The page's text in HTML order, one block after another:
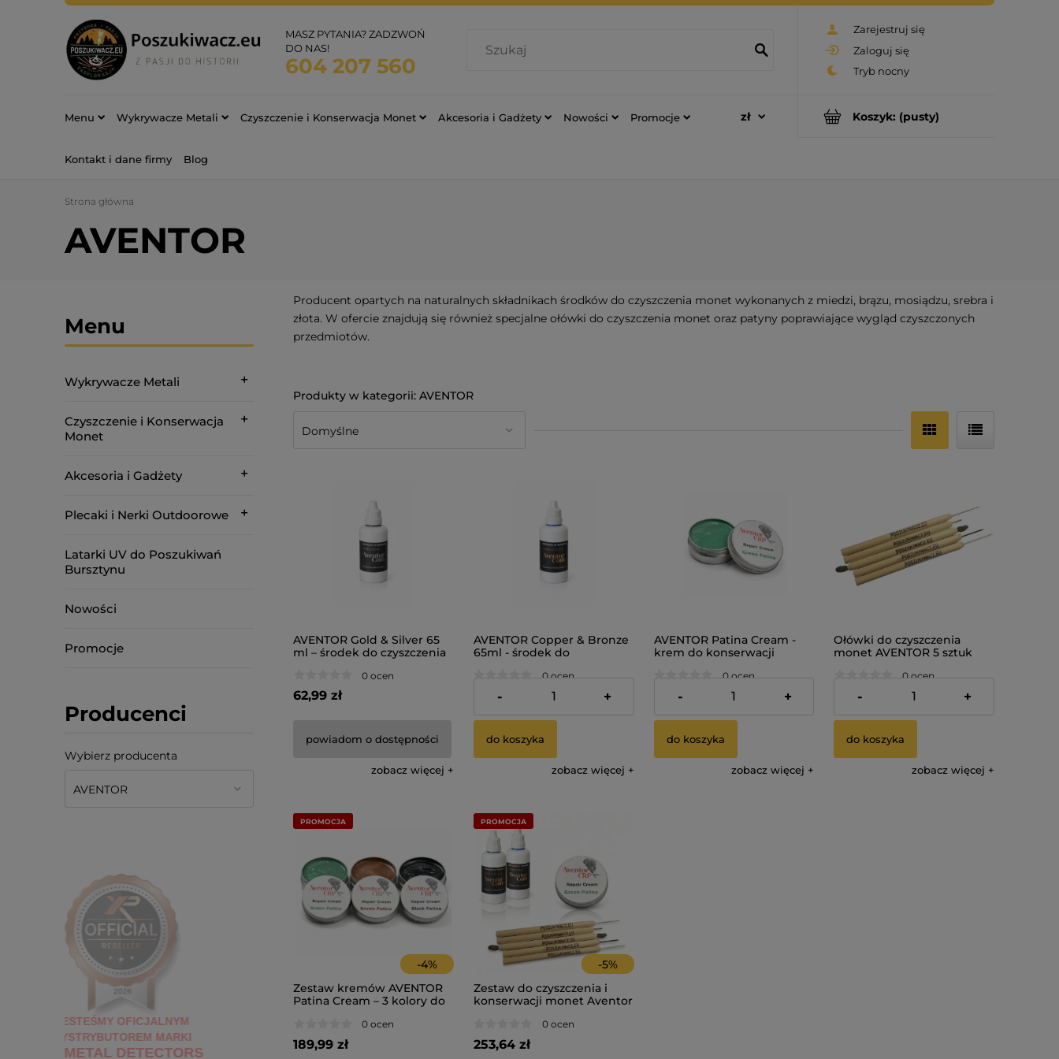
Zarejestruj się
Zaloguj się
MASZ PYTANIA? ZADZWOŃ
DO NAS!
604 207 560
Koszyk: (pusty)
Menu Wykrywacze Metali Czyszczenie i Konserwacja Monet Akcesoria i Gadżety Nowości Promocje
Kontakt i dane firmy Blog
Strona główna
AVENTOR
Menu
Wykrywacze Metali
Czyszczenie i Konserwacja
Monet
Akcesoria i Gadżety
Plecaki i Nerki Outdoorowe
Latarki UV do Poszukiwań
Bursztynu
Nowości
Promocje
Producenci
Wybierz producenta
JESTEŚMY OFICJALNYM
DYSTRYBUTOREM
XP METAL DETECTORS
Producent opartych na naturalnych składnikach środków do czyszczenia monet wykonanych z miedzi, brązu, mosiądzu, srebra i
złota. W ofercie znajdują się również specjalne ołówki do czyszczenia monet oraz patyny poprawiające wygląd czyszczonych
przedmiotów.
AVENTOR
AVENTOR Gold & Silver 65
ml – środek do czyszczenia
0 ocen
62,99 zł
powiadom o dostępności
zobacz więcej
AVENTOR Copper & Bronze
65ml - środek do
0 ocen
62,99 zł
- +
do koszyka
zobacz więcej
AVENTOR Patina Cream -
krem do konserwacji
0 ocen
65,99 zł
- +
do koszyka
zobacz więcej
Ołówki do czyszczenia
monet AVENTOR 5 sztuk
0 ocen
74,99 zł
- +
do koszyka
zobacz więcej
-4%
Zestaw kremów AVENTOR
Patina Cream – 3 kolory do
0 ocen
189,99 zł
PROMOCJA
-5%
Zestaw do czyszczenia i
konserwacji monet Aventor
0 ocen
253,64 zł
PROMOCJA